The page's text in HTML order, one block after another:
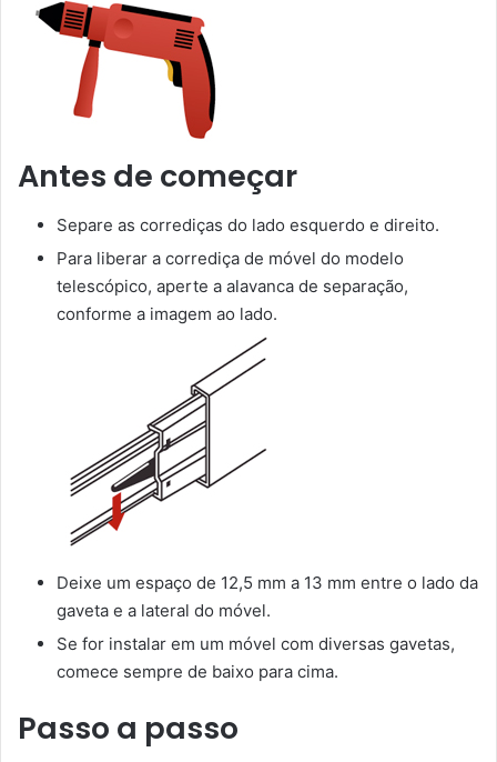
Antes de começar
Separe as corrediças do lado esquerdo e direito.
Para liberar a corrediça de móvel do modelo
telescópico, aperte a alavanca de separação,
conforme a imagem ao lado.
Deixe um espaço de 12,5 mm a 13 mm entre o lado da
gaveta e a lateral do móvel.
Se for instalar em um móvel com diversas gavetas,
comece sempre de baixo para cima.
Passo a passo